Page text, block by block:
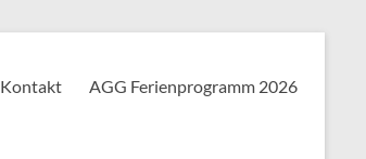
Kontakt AGG Ferienprogramm 2026